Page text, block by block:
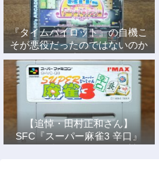
『タイムパイロット』の自機こ
そが悪役だったのではないのか
説
【追悼・田村正和さん】
SFC『スーパー麻雀3 辛口』
で、あの名優になりきって戦っ